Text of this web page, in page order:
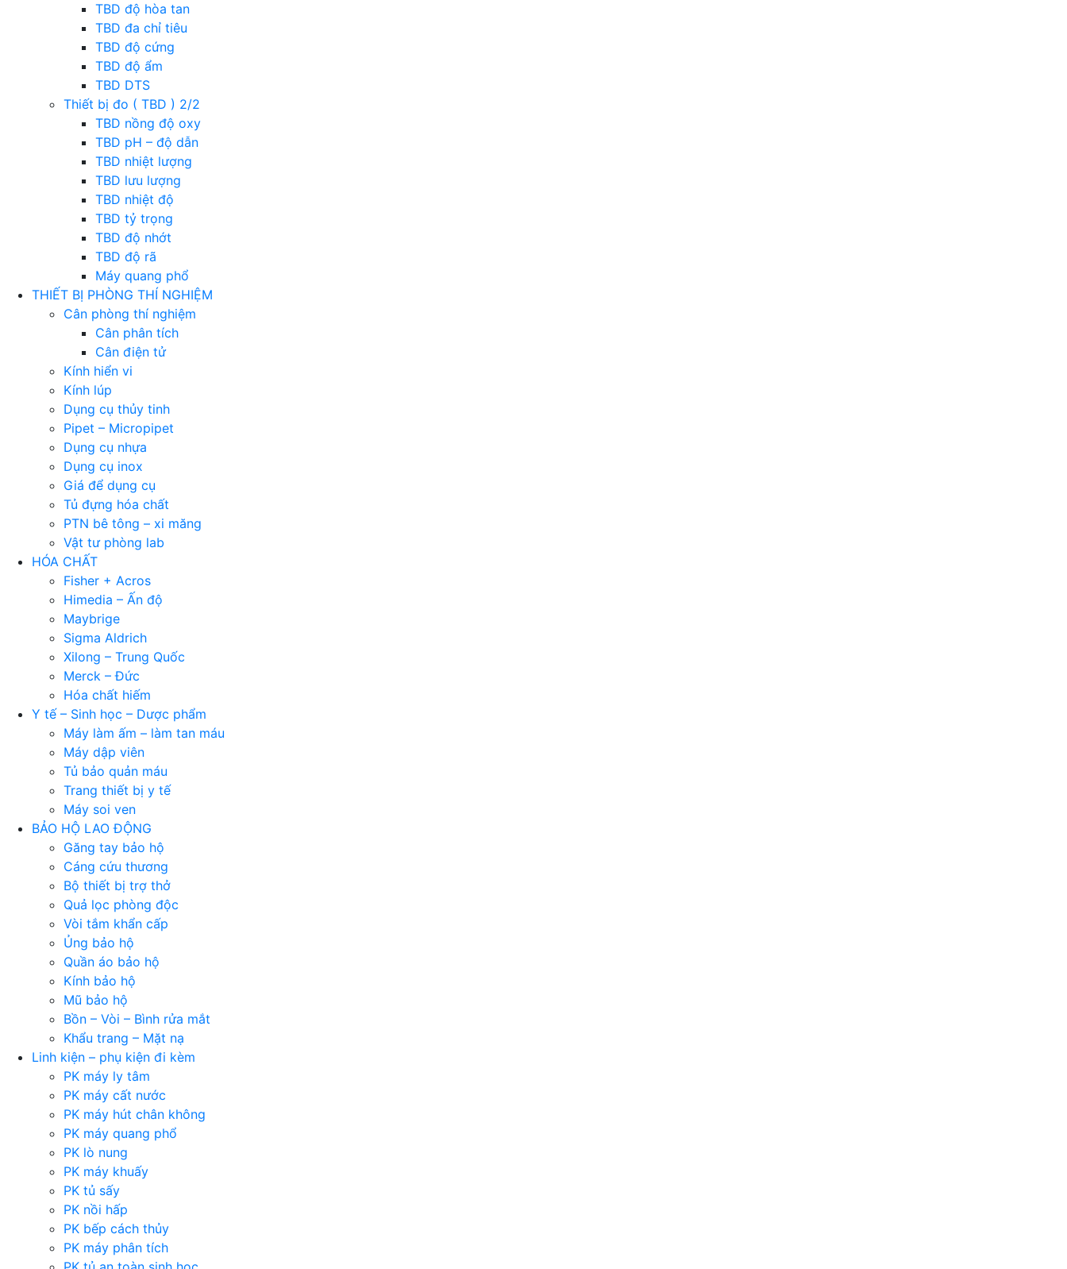
TBD độ hòa tan
TBD đa chỉ tiêu
TBD độ cứng
TBD độ ẩm
TBD DTS
Thiết bị đo ( TBD ) 2/2
TBD nồng độ oxy
TBD pH – độ dẫn
TBD nhiệt lượng
TBD lưu lượng
TBD nhiệt độ
TBD tỷ trọng
TBD độ nhớt
TBD độ rã
Máy quang phổ
THIẾT BỊ PHÒNG THÍ NGHIỆM
Cân phòng thí nghiệm
Cân phân tích
Cân điện tử
Kính hiển vi
Kính lúp
Dụng cụ thủy tinh
Pipet – Micropipet
Dụng cụ nhựa
Dụng cụ inox
Giá để dụng cụ
Tủ đựng hóa chất
PTN bê tông – xi măng
Vật tư phòng lab
HÓA CHẤT
Fisher + Acros
Himedia – Ấn độ
Maybrige
Sigma Aldrich
Xilong – Trung Quốc
Merck – Đức
Hóa chất hiếm
Y tế – Sinh học – Dược phẩm
Máy làm ấm – làm tan máu
Máy dập viên
Tủ bảo quản máu
Trang thiết bị y tế
Máy soi ven
BẢO HỘ LAO ĐỘNG
Găng tay bảo hộ
Cáng cứu thương
Bộ thiết bị trợ thở
Quả lọc phòng độc
Vòi tắm khẩn cấp
Ủng bảo hộ
Quần áo bảo hộ
Kính bảo hộ
Mũ bảo hộ
Bồn – Vòi – Bình rửa mắt
Khẩu trang – Mặt nạ
Linh kiện – phụ kiện đi kèm
PK máy ly tâm
PK máy cất nước
PK máy hút chân không
PK máy quang phổ
PK lò nung
PK máy khuấy
PK tủ sấy
PK nồi hấp
PK bếp cách thủy
PK máy phân tích